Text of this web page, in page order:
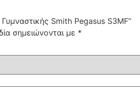
Smith Pegasus S3MF”
σημειώνονται με *